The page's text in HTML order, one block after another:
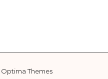
Optima Themes